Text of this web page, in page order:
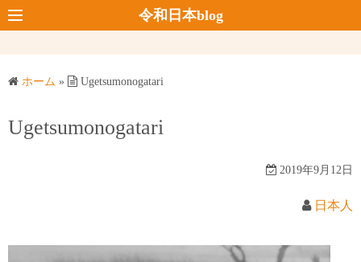
コ
ン
ス
令和日本blog
ホーム » Ugetsumonogatari
Ugetsumonogatari
2019年9月12日
日本人